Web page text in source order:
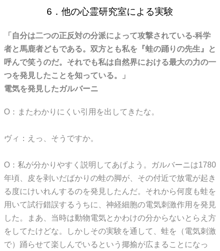
6．他の心霊研究室による実験
「自分は二つの正反対の分派によって攻撃されている-科学
者と馬鹿者どもである。双方とも私を『蛙の踊りの先生』と
呼んで笑うのだ。それでも私は自然界における最大の力の一
つを発見したことを知っている。」
電気を発見したガルバーニ
O：またわかりにくい引用を出してきたな。
ヴィ：えっ、そうですか。
O：私が分かりやすく説明してあげよう。ガルバーニは1780
年頃、皮を剥いだばかりの蛙の脚が、その付近で放電が起き
る度にけいれんするのを発見したんだ。それから何度も蛙を
用いて試行錯誤するうちに、神経細胞の電気刺激作用を発見
した。まあ、当時は動物電気とかわけの分からないとらえ方
をしてたけどな。しかしその実験を通して、蛙を（電気刺激
で）踊らせて楽しんでいるという揶揄が広まることになっ